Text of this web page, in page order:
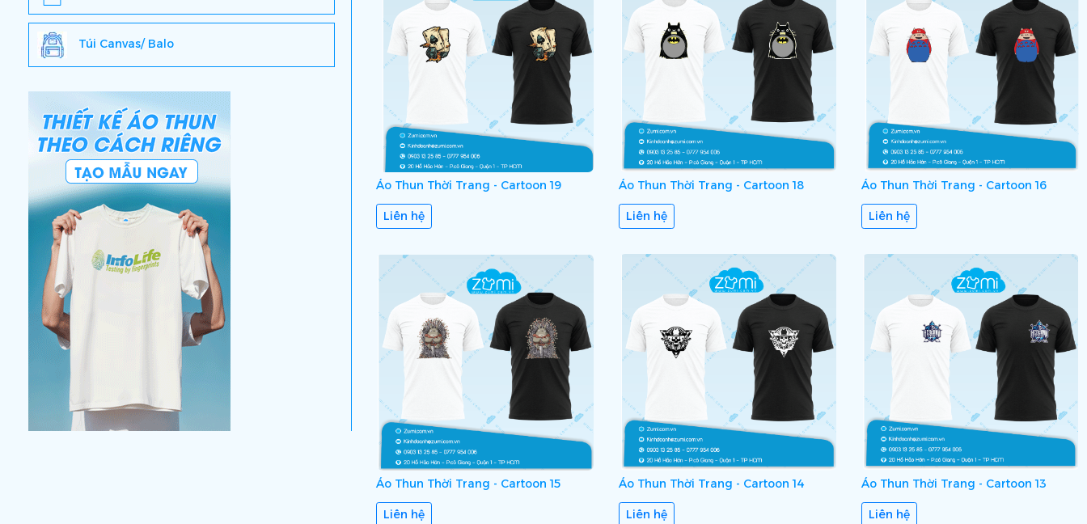
Túi Canvas/ Balo
Áo Thun Thời Trang - Cartoon 19
Liên hệ
Áo Thun Thời Trang - Cartoon 18
Liên hệ
Áo Thun Thời Trang - Cartoon 16
Liên hệ
Áo Thun Thời Trang - Cartoon 15
Liên hệ
Áo Thun Thời Trang - Cartoon 14
Liên hệ
Áo Thun Thời Trang - Cartoon 13
Liên hệ